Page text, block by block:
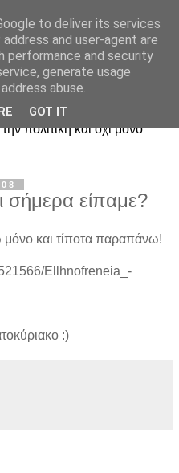
Unofficial
κατά κόσμον
πολιτική και όχι μόνο
σήμερα είπαμε?
και τίποτα παραπάνω!
Ellhnofreneia_-
:)
to deliver its services
and user-agent are
performance and security
generate usage
abuse.
GOT IT